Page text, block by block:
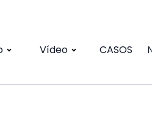
Vídeo CASOS